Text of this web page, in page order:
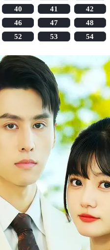
40 41
42
46 47
48
52 53
54